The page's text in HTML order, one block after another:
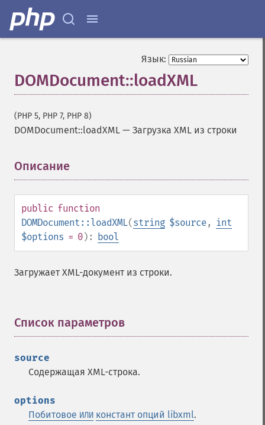
Язык:
DOMDocument::loadXML
(PHP 5, PHP 7, PHP 8)
DOMDocument::loadXML — Загрузка XML из строки
Описание
public function
DOMDocument::loadXML(string $source,
int
$options = 0): bool
Загружает XML-документ из строки.
Список параметров
source
Содержащая XML-строка.
options
Побитовое ИЛИ констант опций libxml.